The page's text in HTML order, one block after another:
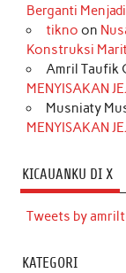
Berganti
tikno on
Konstruksi
Amril Taufik
MENYISAKAN
Musniaty
MENYISAKAN
KICAUANKU DI X
Tweets by
KATEGORI